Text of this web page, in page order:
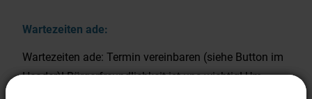
Wartezeiten ade:
Wartezeiten ade: Termin vereinbaren (siehe Button im
Header)! Bürgerfreundlichkeit ist uns wichtig! Um